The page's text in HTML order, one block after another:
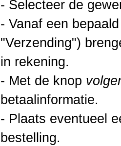
- Selecteer de
- Vanaf een
"Verzending")
in rekening.
- Met de knop
betaalinformatie.
- Plaats eventueel
bestelling.